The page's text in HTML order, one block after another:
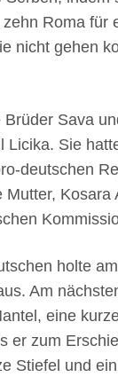
Roma
nicht gehen
Sava
Licika. Sie
deutschen
holte
Am
eine
er zum
Stiefel und